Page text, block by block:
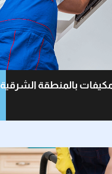
بالمنطقة الشرقية